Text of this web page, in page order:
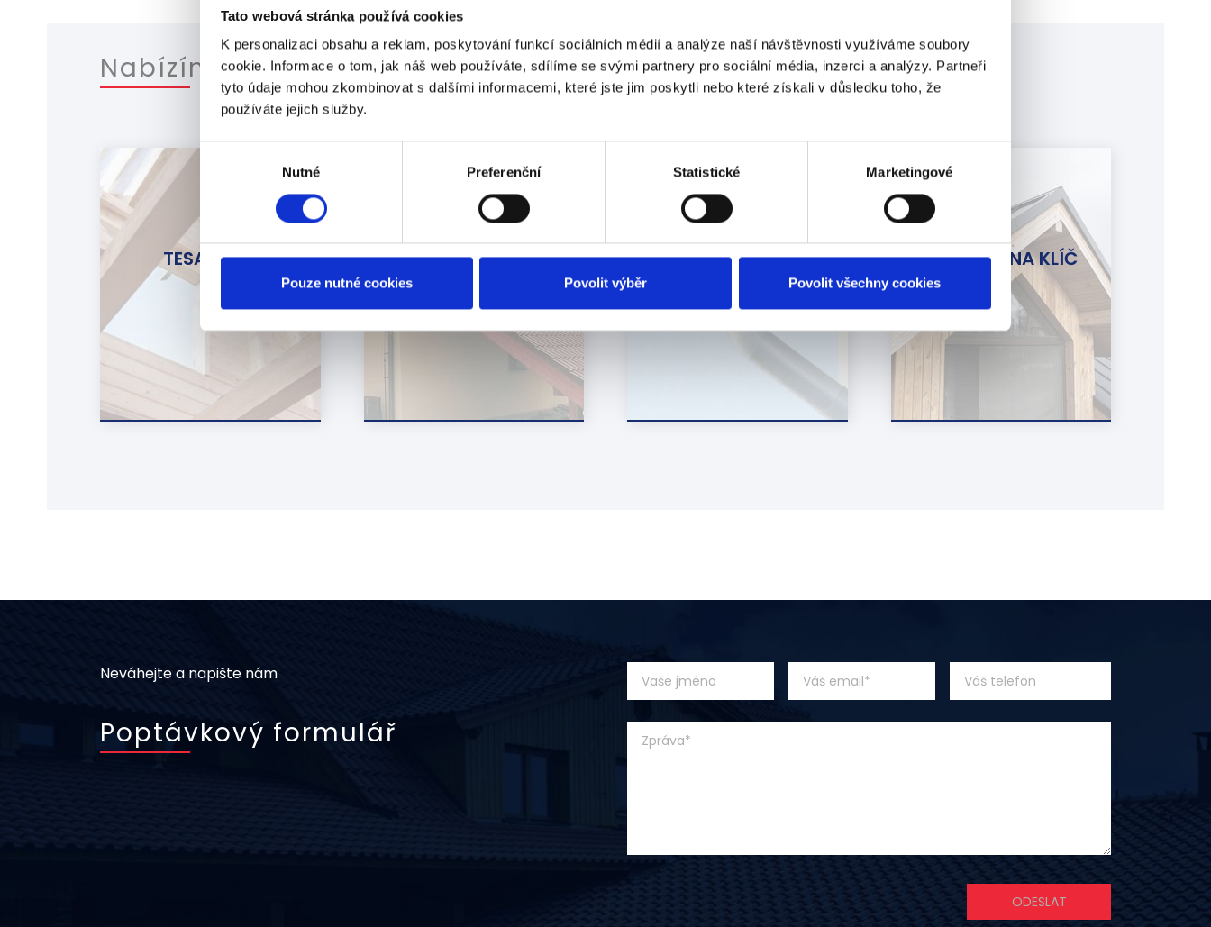
Tato webová stránka používá cookies
K personalizaci obsahu a reklam, poskytování funkcí sociálních médií a analýze naší návštěvnosti využíváme soubory
cookie. Informace o tom, jak náš web používáte, sdílíme se svými partnery pro sociální média, inzerci a analýzy. Partneři
tyto údaje mohou zkombinovat s dalšími informacemi, které jste jim poskytli nebo které získali v důsledku toho, že
používáte jejich služby.
Výběr
Nutné Preferenční Statistické Marketingové
Pouze nutné cookies Povolit výběr Povolit všechny cookies
Nabízíme ...
TESAŘSTVÍ
střechu. Provádíme jak
stavbu nových, tak
opravu starších krovů.
chevron_right
POKRÝVAČSTVÍ
výrobců.
chevron_right
KLEMPÍŘSTVÍ
chevron_right
STŘECHY NA KLÍČ
střešních krytin.
chevron_right
Neváhejte a napište nám
Poptávkový formulář